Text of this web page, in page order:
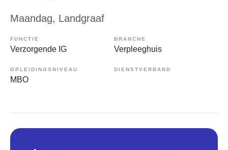
Maandag, Landgraaf
FUNCTIE
Verzorgende IG
BRANCHE
Verpleeghuis
OPLEIDINGSNIVEAU
MBO
DIENSTVERBAND